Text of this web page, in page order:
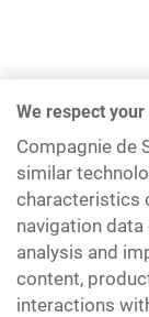
We respect
Compagnie de
similar
characteristics
navigation
analysis and
content,
interactions